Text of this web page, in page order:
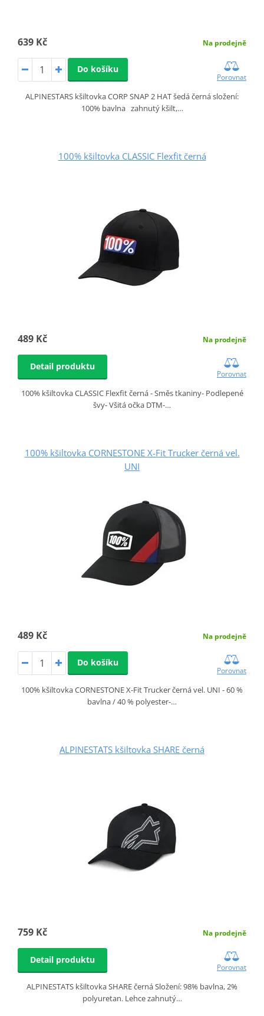
639 Kč Na prodejně
Do košíku
Porovnat
ALPINESTARS kšiltovka CORP SNAP 2 HAT šedá černá složení:
100% bavlna zahnutý kšilt,…
100% kšiltovka CLASSIC Flexfit černá
489 Kč Na prodejně
Detail produktu
Porovnat
100% kšiltovka CLASSIC Flexfit černá - Směs tkaniny- Podlepené
švy- Všitá očka DTM-…
100% kšiltovka CORNESTONE X-Fit Trucker černá vel.
UNI
489 Kč Na prodejně
Do košíku
Porovnat
100% kšiltovka CORNESTONE X-Fit Trucker černá vel. UNI - 60 %
bavlna / 40 % polyester-…
ALPINESTATS kšiltovka SHARE černá
759 Kč Na prodejně
Detail produktu
Porovnat
ALPINESTATS kšiltovka SHARE černá Složení: 98% bavlna, 2%
polyuretan. Lehce zahnutý…